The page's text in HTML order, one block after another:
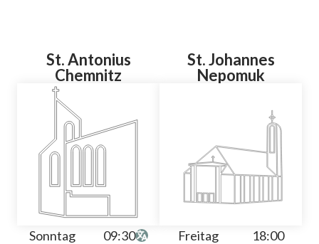
St. Antonius
Chemnitz
Sonntag
09:30
St. Johannes
Nepomuk
Freitag
18:00